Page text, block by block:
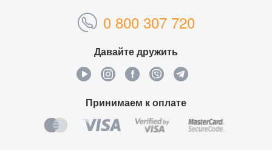
0 800 307 720
Давайте дружить
Принимаем к оплате